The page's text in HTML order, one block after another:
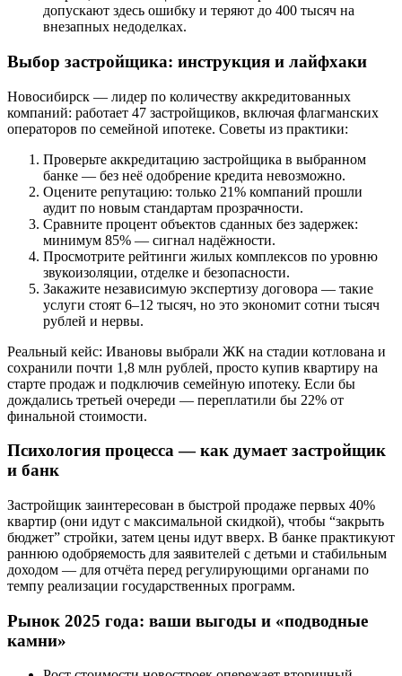
допускают здесь ошибку и теряют до 400 тысяч на
внезапных недоделках.
Выбор застройщика: инструкция и лайфхаки
Новосибирск — лидер по количеству аккредитованных
компаний: работает 47 застройщиков, включая флагманских
операторов по семейной ипотеке. Советы из практики:
Проверьте аккредитацию застройщика в выбранном
банке — без неё одобрение кредита невозможно.
Оцените репутацию: только 21% компаний прошли
аудит по новым стандартам прозрачности.
Сравните процент объектов сданных без задержек:
минимум 85% — сигнал надёжности.
Просмотрите рейтинги жилых комплексов по уровню
звукоизоляции, отделке и безопасности.
Закажите независимую экспертизу договора — такие
услуги стоят 6–12 тысяч, но это экономит сотни тысяч
рублей и нервы.
Реальный кейс: Ивановы выбрали ЖК на стадии котлована и
сохранили почти 1,8 млн рублей, просто купив квартиру на
старте продаж и подключив семейную ипотеку. Если бы
дождались третьей очереди — переплатили бы 22% от
финальной стоимости.
Психология процесса — как думает застройщик
и банк
Застройщик заинтересован в быстрой продаже первых 40%
квартир (они идут с максимальной скидкой), чтобы “закрыть
бюджет” стройки, затем цены идут вверх. В банке практикуют
раннюю одобряемость для заявителей с детьми и стабильным
доходом — для отчёта перед регулирующими органами по
темпу реализации государственных программ.
Рынок 2025 года: ваши выгоды и «подводные
камни»